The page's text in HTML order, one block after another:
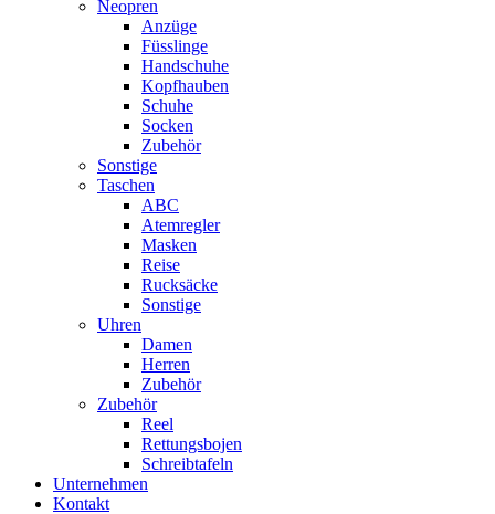
Neopren
Anzüge
Füsslinge
Handschuhe
Kopfhauben
Schuhe
Socken
Zubehör
Sonstige
Taschen
ABC
Atemregler
Masken
Reise
Rucksäcke
Sonstige
Uhren
Damen
Herren
Zubehör
Zubehör
Reel
Rettungsbojen
Schreibtafeln
Unternehmen
Kontakt